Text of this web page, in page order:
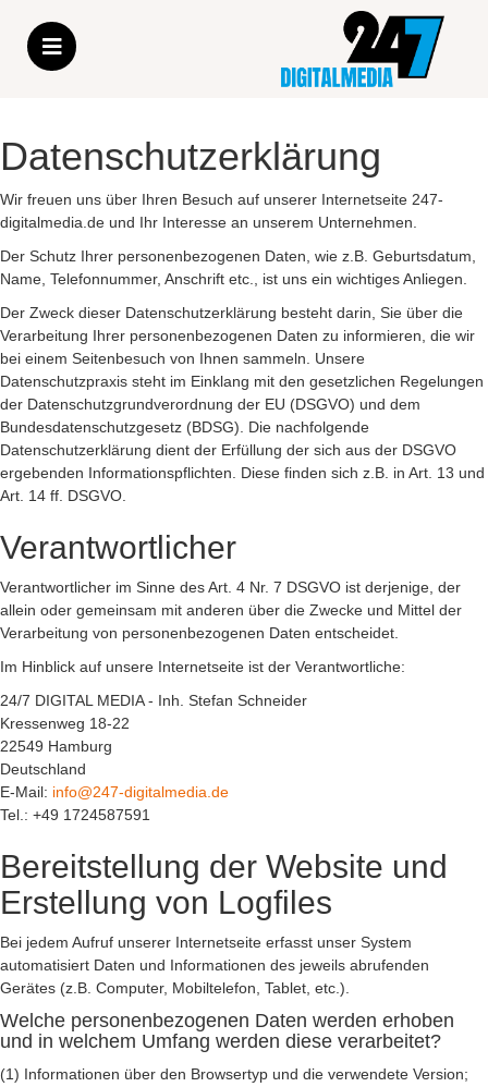
Datenschutzerklärung
Wir freuen uns über Ihren Besuch auf unserer Internetseite 247-
digitalmedia.de und Ihr Interesse an unserem Unternehmen.
Der Schutz Ihrer personenbezogenen Daten, wie z.B. Geburtsdatum,
Name, Telefonnummer, Anschrift etc., ist uns ein wichtiges Anliegen.
Der Zweck dieser Datenschutzerklärung besteht darin, Sie über die
Verarbeitung Ihrer personenbezogenen Daten zu informieren, die wir
bei einem Seitenbesuch von Ihnen sammeln. Unsere
Datenschutzpraxis steht im Einklang mit den gesetzlichen Regelungen
der Datenschutzgrundverordnung der EU (DSGVO) und dem
Bundesdatenschutzgesetz (BDSG). Die nachfolgende
Datenschutzerklärung dient der Erfüllung der sich aus der DSGVO
ergebenden Informationspflichten. Diese finden sich z.B. in Art. 13 und
Art. 14 ff. DSGVO.
Verantwortlicher
Verantwortlicher im Sinne des Art. 4 Nr. 7 DSGVO ist derjenige, der
allein oder gemeinsam mit anderen über die Zwecke und Mittel der
Verarbeitung von personenbezogenen Daten entscheidet.
Im Hinblick auf unsere Internetseite ist der Verantwortliche:
24/7 DIGITAL MEDIA - Inh. Stefan Schneider
Kressenweg 18-22
22549 Hamburg
Deutschland
E-Mail: info@247-digitalmedia.de
Tel.: +49 1724587591
Bereitstellung der Website und
Erstellung von Logfiles
Bei jedem Aufruf unserer Internetseite erfasst unser System
automatisiert Daten und Informationen des jeweils abrufenden
Gerätes (z.B. Computer, Mobiltelefon, Tablet, etc.).
Welche personenbezogenen Daten werden erhoben
und in welchem Umfang werden diese verarbeitet?
(1) Informationen über den Browsertyp und die verwendete Version;